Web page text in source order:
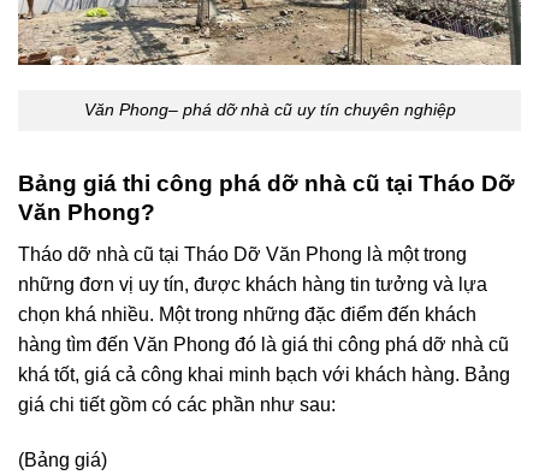
Văn Phong– phá dỡ nhà cũ uy tín chuyên nghiệp
Bảng giá thi công phá dỡ nhà cũ tại Tháo Dỡ
Văn Phong?
Tháo dỡ nhà cũ tại Tháo Dỡ Văn Phong là một trong
những đơn vị uy tín, được khách hàng tin tưởng và lựa
chọn khá nhiều. Một trong những đặc điểm đến khách
hàng tìm đến Văn Phong đó là giá thi công phá dỡ nhà cũ
khá tốt, giá cả công khai minh bạch với khách hàng. Bảng
giá chi tiết gồm có các phần như sau:
(Bảng giá)